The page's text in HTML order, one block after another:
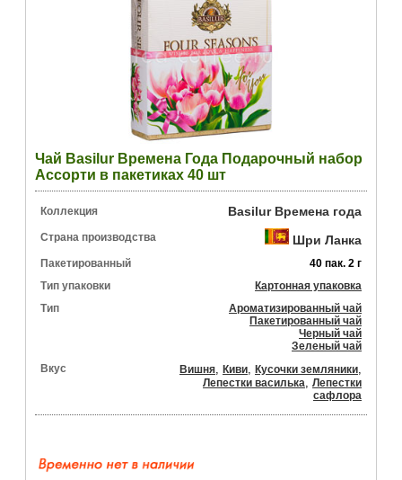
Чай Basilur Времена Года Подарочный набор
Ассорти в пакетиках 40 шт
Коллекция Basilur Времена года
Страна производства Шри Ланка
Пакетированный
40 пак. 2 г
Тип упаковки
Картонная упаковка
Тип
Ароматизированный чай
Пакетированный чай
Черный чай
Зеленый чай
Вкус
Вишня Киви Кусочки земляники
Лепестки василька Лепестки
сафлора